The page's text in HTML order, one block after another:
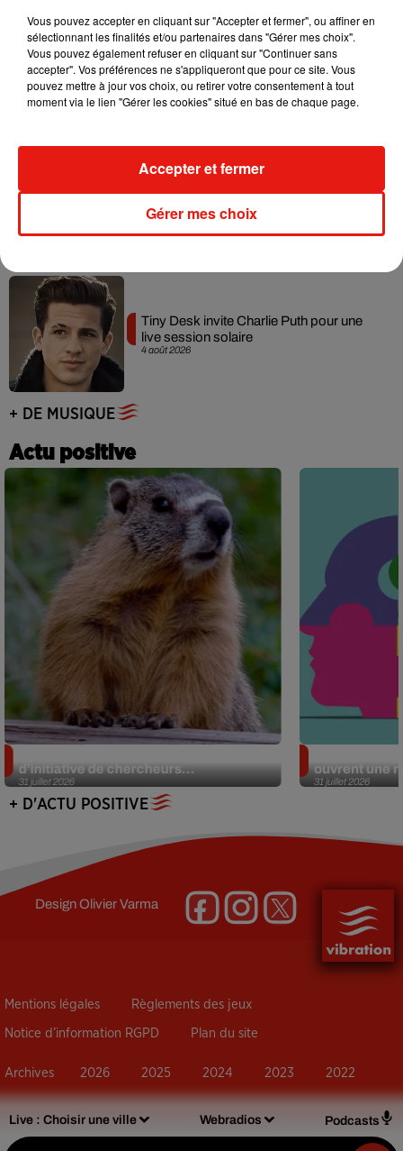
Live : Choisir une ville Webradios Podcasts
7 août 2026
Angèle et Amélie Lens dévoilent leur
collaboration tant attendue
Becky G sur son nouveau single
4 août 2026
Tiny Desk invite Charlie Puth pour une
live session solaire
+ DE MUSIQUE
Actu positive
31 juillet 2026
d’initiative de chercheurs...
31 juillet 2026
ouvrent une
+ D'ACTU POSITIVE
DesignOlivier Varma
Mentions légales Règlements des jeux
Notice d’information RGPD Plan du site
Archives 2026 2025 2024 2023 2022
Vous pouvez accepter en cliquant sur "Accepter et fermer", ou affiner en
sélectionnant les finalités et/ou partenaires dans "Gérer mes choix".
Vous pouvez également refuser en cliquant sur "Continuer sans
accepter". Vos préférences ne s'appliqueront que pour ce site. Vous
pouvez mettre à jour vos choix, ou retirer votre consentement à tout
moment via le lien "Gérer les cookies" situé en bas de chaque page.
Gérer mes choix
Accepter et fermer